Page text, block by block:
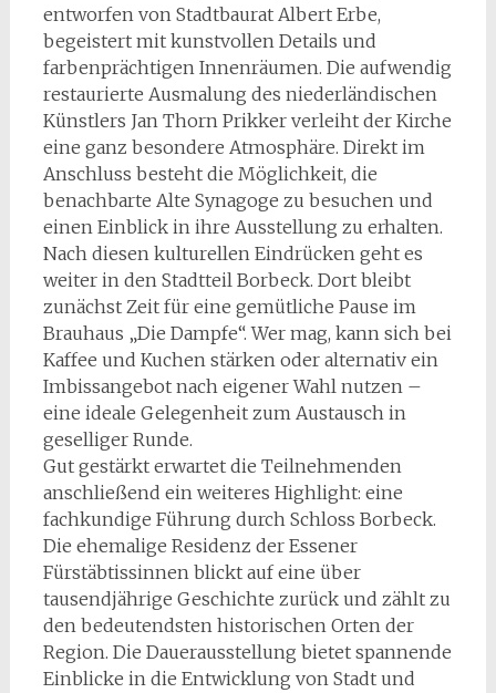
entworfen von Stadtbaurat Albert Erbe,
begeistert mit kunstvollen Details und
farbenprächtigen Innenräumen. Die aufwendig
restaurierte Ausmalung des niederländischen
Künstlers Jan Thorn Prikker verleiht der Kirche
eine ganz besondere Atmosphäre. Direkt im
Anschluss besteht die Möglichkeit, die
benachbarte Alte Synagoge zu besuchen und
einen Einblick in ihre Ausstellung zu erhalten.
Nach diesen kulturellen Eindrücken geht es
weiter in den Stadtteil Borbeck. Dort bleibt
zunächst Zeit für eine gemütliche Pause im
Brauhaus „Die Dampfe“. Wer mag, kann sich bei
Kaffee und Kuchen stärken oder alternativ ein
Imbissangebot nach eigener Wahl nutzen –
eine ideale Gelegenheit zum Austausch in
geselliger Runde.
Gut gestärkt erwartet die Teilnehmenden
anschließend ein weiteres Highlight: eine
fachkundige Führung durch Schloss Borbeck.
Die ehemalige Residenz der Essener
Fürstäbtissinnen blickt auf eine über
tausendjährige Geschichte zurück und zählt zu
den bedeutendsten historischen Orten der
Region. Die Dauerausstellung bietet spannende
Einblicke in die Entwicklung von Stadt und